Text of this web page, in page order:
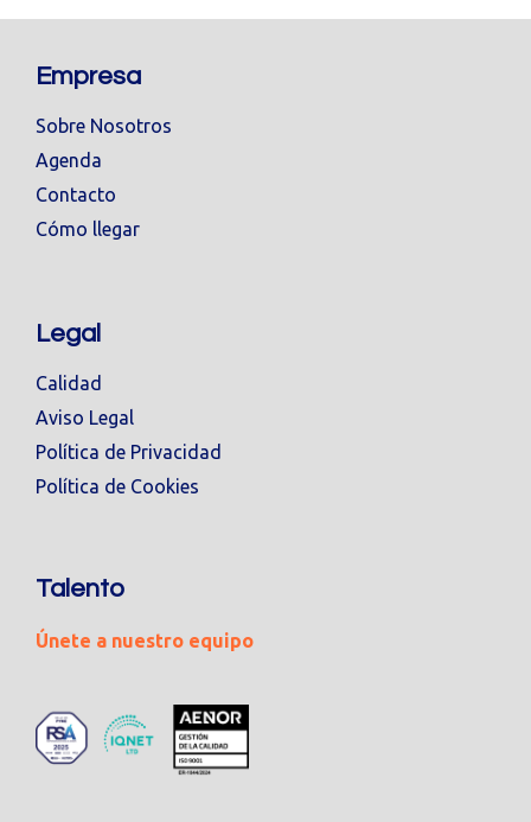
Empresa
Sobre Nosotros
Agenda
Contacto
Cómo llegar
Legal
Calidad
Aviso Legal
Política de Privacidad
Política de Cookies
Talento
Únete a nuestro equipo